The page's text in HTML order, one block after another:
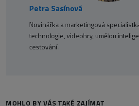
Petra Sasínová
Novinářka a marketingová
technologie, videohry, umělou
cestování.
MOHLO BY VÁS TAKÉ ZAJÍMAT